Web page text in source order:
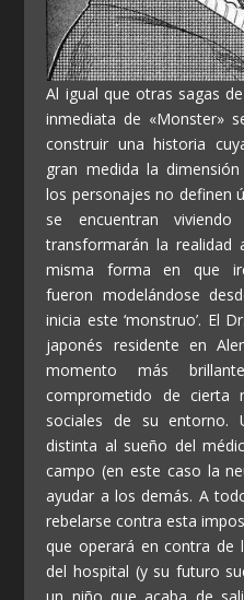
Al igual que otras sagas
inmediata de «Monster»
construir una historia
gran medida la
los personajes no definen
se encuentran
transformarán la
misma forma en que
fueron modelándose
inicia este ‘monstruo’. El
japonés residente en
momento más
comprometido de cierta
sociales de su entorno.
distinta al sueño del
campo (en este caso la
ayudar a los demás. A
rebelarse contra esta
que operará en contra de
del hospital (y su futuro